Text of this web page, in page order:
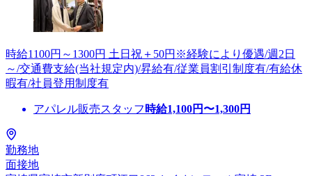
時給1100円～1300円 土日祝＋50円※経験により優遇/週2日
～/交通費支給(当社規定内)/昇給有/従業員割引制度有/有給休
暇有/社員登用制度有
アパレル販売スタッフ 時給1,100円〜1,300円
勤務地
面接地